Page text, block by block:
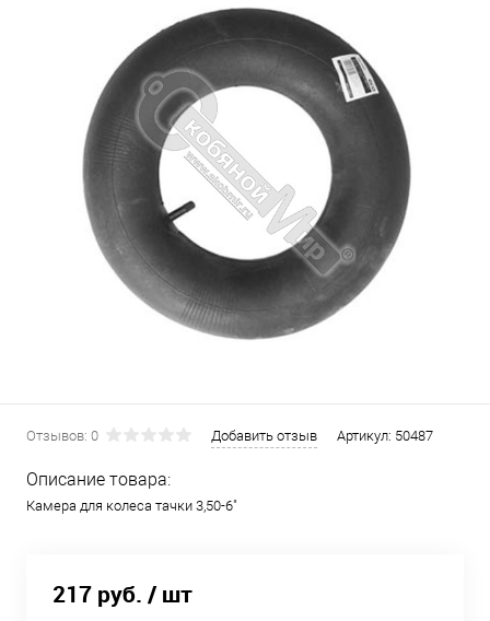
Отзывов: 0 Добавить отзыв Артикул: 50487
Описание товара:
Камера для колеса тачки 3,50-6"
217 руб. / шт